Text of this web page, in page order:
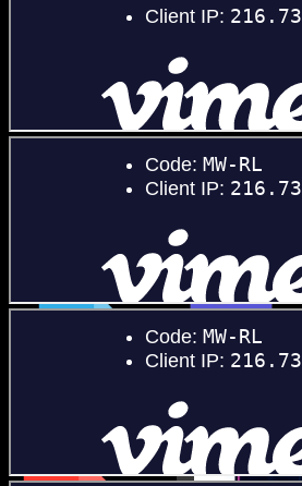
Tu je malá ukážka toho,
Vytvárajte dabingy, pridajte bezplatné
klonujte svoj hlas – postavíte pôsobivé
Žiadne učenie, všetko v prehliadači –
svoje nápady na realitu.